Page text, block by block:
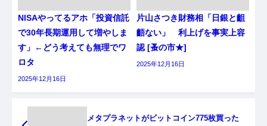
NISAやってるアホ「投資信託
で30年長期運用して増やしま
す」←どう考えても無理でワ
ロタ
2025年12月16日
片山さつき財務相「日銀と齟
齬ない」 利上げを事実上容
認 [蚤の市★]
2025年12月16日
メタプラネットがビットコイン775枚買った